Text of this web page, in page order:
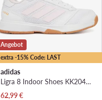
extra -15% Code: LAST
Angebot
adidas
Ligra 8 Indoor Shoes KK2040 · Hallenschuhe
Aktueller Preis
62,99€